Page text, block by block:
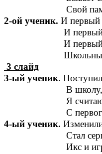
Свой
2-ой ученик. И первый
И первый
И первый
Школьный
3 слайд
3-ый ученик.
В школу, в
Я считаюсь
С первого
4-ый ученик.
Стал
Икс и игрек,